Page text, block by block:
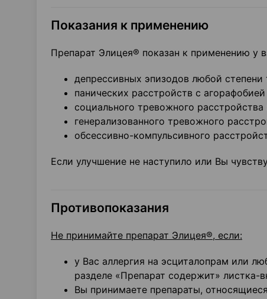
Показания к применению
Препарат Элицея® показан к применению у
депрессивных эпизодов любой степени
панических расстройств с
социального тревожного
генерализованного тревожного
обсессивно-компульсивного
Если улучшение не наступило или Вы
Противопоказания
Не принимайте препарат Элицея®, если:
у Вас аллергия на эсциталопрам или
разделе «Препарат содержит» листка-
Вы принимаете препараты,